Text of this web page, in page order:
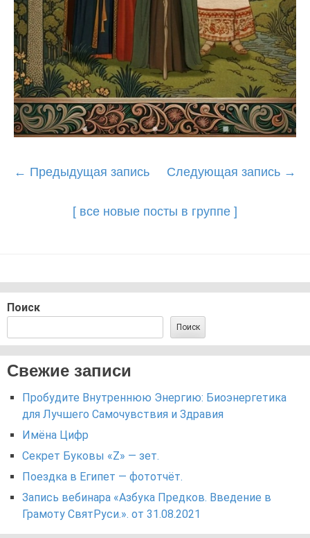
Post
← Предыдущая запись Следующая запись →
[ все новые посты в группе ]
Поиск
Поиск
Свежие записи
Пробудите Внутреннюю Энергию: Биоэнергетика
для Лучшего Самочувствия и Здравия
Имёна Цифр
Секрет Буковы «Z» — зет.
Поездка в Египет — фототчёт.
Запись вебинара «Азбука Предков. Введение в
Грамоту СвятРуси.». от 31.08.2021